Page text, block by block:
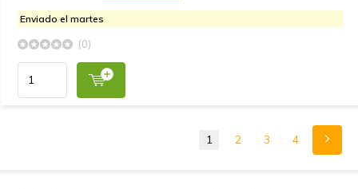
Enviado el martes
(0)
1 2 3 4